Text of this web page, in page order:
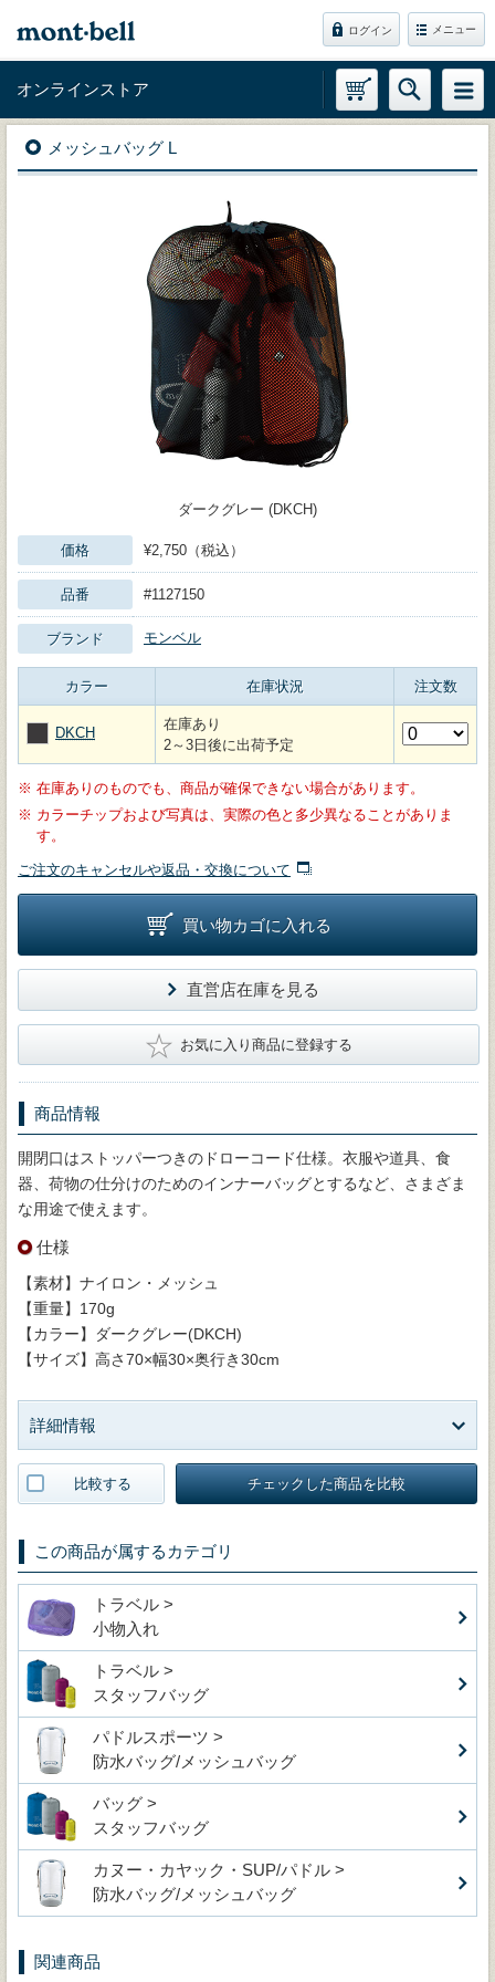
ログイン メニュー
オンラインストア
メッシュバッグ L
ダークグレー (DKCH)
価格 ¥2,750（税込）
品番 #1127150
ブランド モンベル
カラー 在庫状況 注文数
DKCH
在庫あり
2～3日後に出荷予定
※ 在庫ありのものでも、商品が確保できない場合があります。
※ カラーチップおよび写真は、実際の色と多少異なることがありま
す。
ご注文のキャンセルや返品・交換について
買い物カゴに入れる
直営店在庫を見る
★ お気に入り商品に登録する
商品情報
開閉口はストッパーつきのドローコード仕様。衣服や道具、食
器、荷物の仕分けのためのインナーバッグとするなど、さまざま
な用途で使えます。
仕様
【素材】ナイロン・メッシュ
【重量】170g
【カラー】ダークグレー(DKCH)
【サイズ】高さ70×幅30×奥行き30cm
詳細情報
比較する チェックした商品を比較
この商品が属するカテゴリ
トラベル >
小物入れ
トラベル >
スタッフバッグ
パドルスポーツ >
防水バッグ/メッシュバッグ
バッグ >
スタッフバッグ
カヌー・カヤック・SUP/パドル >
防水バッグ/メッシュバッグ
関連商品